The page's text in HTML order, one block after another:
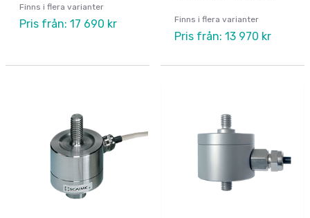
Finns i flera varianter
Pris från: 17 690 kr Finns i flera varianter
Pris från: 13 970 kr